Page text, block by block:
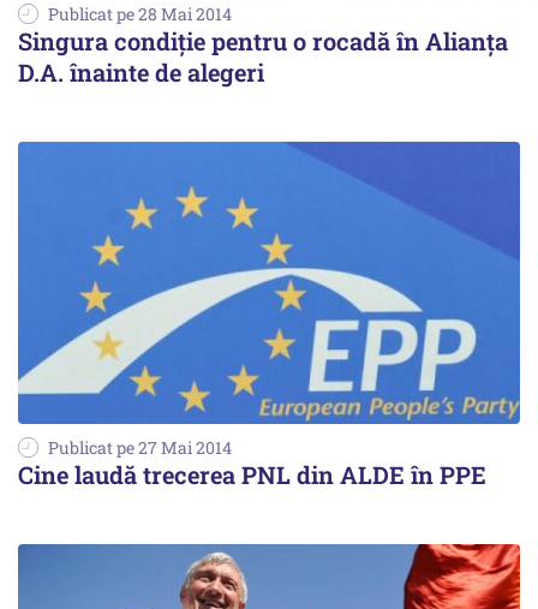
Publicat pe 28 Mai 2014
Singura condiție pentru o rocadă în Alianța
D.A. înainte de alegeri
Publicat pe 27 Mai 2014
Cine laudă trecerea PNL din ALDE în PPE